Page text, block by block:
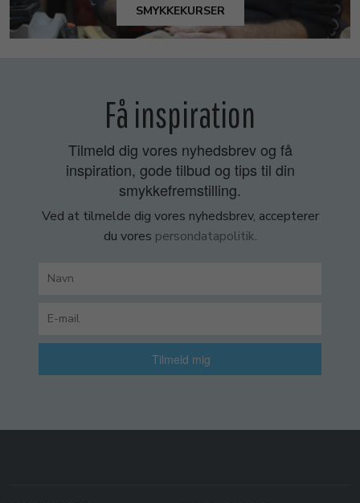
SMYKKEKURSER
Få inspiration
Tilmeld dig vores nyhedsbrev og få
inspiration, gode tilbud og tips til din
smykkefremstilling.
Ved at tilmelde dig vores nyhedsbrev, accepterer
du vores persondatapolitik.
Tilmeld mig